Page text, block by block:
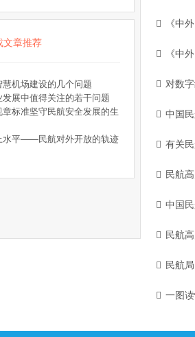
文章推荐
机场建设的几个问题
展中值得关注的若干问题
章标准坚守民航安全发展的生
水平——民航对外开放的轨迹
《中
《中
对数
中国
有关
民航
中国
民航
民航
一图